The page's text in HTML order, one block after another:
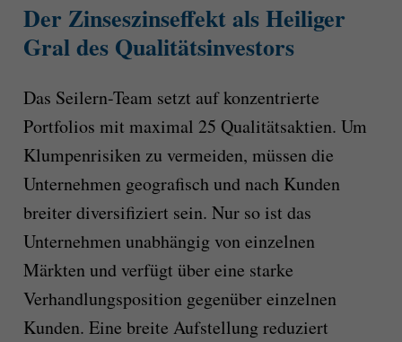
Der Zinseszinseffekt als Heiliger
Gral des Qualitätsinvestors
Das Seilern-Team setzt auf konzentrierte
Portfolios mit maximal 25 Qualitätsaktien. Um
Klumpenrisiken zu vermeiden, müssen die
Unternehmen geografisch und nach Kunden
breiter diversifiziert sein. Nur so ist das
Unternehmen unabhängig von einzelnen
Märkten und verfügt über eine starke
Verhandlungsposition gegenüber einzelnen
Kunden. Eine breite Aufstellung reduziert